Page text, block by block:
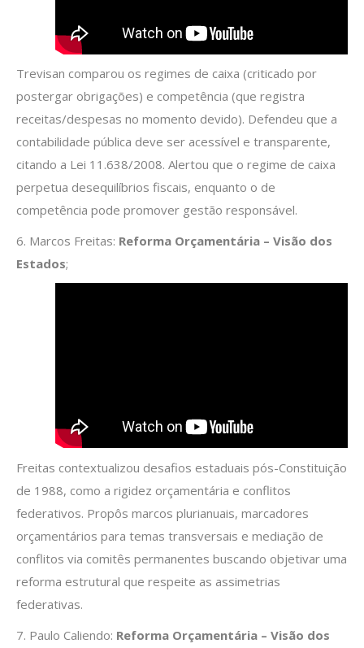
Trevisan comparou os regimes de caixa (criticado por
postergar obrigações) e competência (que registra
receitas/despesas no momento devido). Defendeu que a
contabilidade pública deve ser acessível e transparente,
citando a Lei 11.638/2008. Alertou que o regime de caixa
perpetua desequilíbrios fiscais, enquanto o de
competência pode promover gestão responsável.
6. Marcos Freitas: Reforma Orçamentária – Visão dos
Estados;
Freitas contextualizou desafios estaduais pós-Constituição
de 1988, como a rigidez orçamentária e conflitos
federativos. Propôs marcos plurianuais, marcadores
orçamentários para temas transversais e mediação de
conflitos via comitês permanentes buscando objetivar uma
reforma estrutural que respeite as assimetrias
federativas.
7. Paulo Caliendo: Reforma Orçamentária – Visão dos